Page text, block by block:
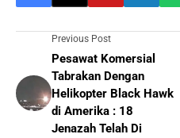
Previous Post
Pesawat Komersial
Tabrakan Dengan
Helikopter Black Hawk
di Amerika : 18
Jenazah Telah Di